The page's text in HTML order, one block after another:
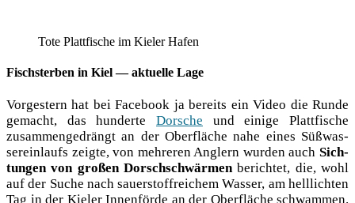
Tote Platt­fi­sche im Kie­ler Hafen
Fischsterben in Kiel — aktuelle Lage
Vor­ges­tern hat bei Face­book ja bereits ein Video die Run­de
gemacht, das hun­der­te Dor­sche und eini­ge Platt­fi­sche
zusam­men­ge­drängt an der Ober­flä­che nahe eines Süß­was­
ser­ein­laufs zeig­te, von meh­re­ren Ang­lern wur­den auch Sich­
tun­gen von gro­ßen Dorsch­schwär­men berich­tet, die, wohl
auf der Suche nach sau­er­stoff­rei­chem Was­ser, am hell­lich­ten
Tag in der Kie­ler Innen­för­de an der Ober­flä­che schwam­men.